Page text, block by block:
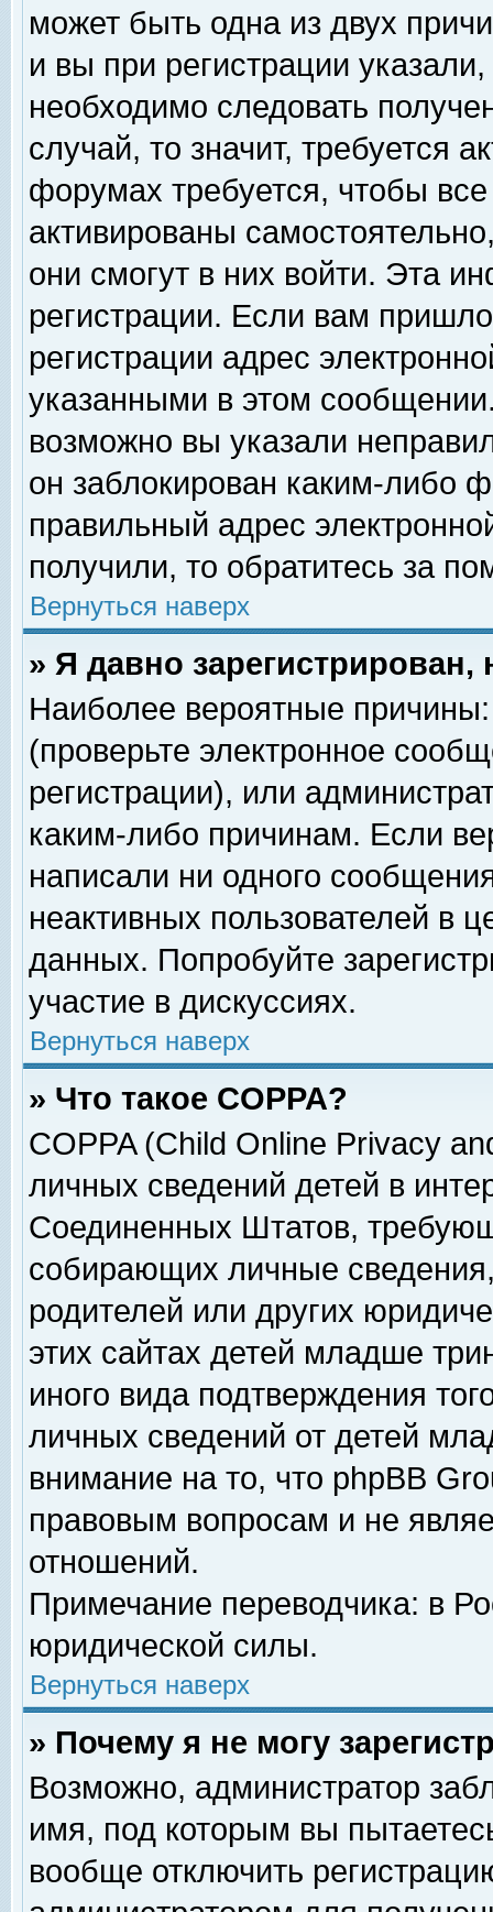
может быть одна из двух
и вы при регистрации
необходимо следовать
случай, то значит, требуется
форумах требуется, чтобы
активированы
они смогут в них войти. Эта
регистрации. Если вам
регистрации адрес
указанными в этом
возможно вы указали
он заблокирован каким-либо
правильный адрес
получили, то обратитесь за
Вернуться наверх
» Я давно
Наиболее вероятные
(проверьте электронное
регистрации), или
каким-либо причинам. Если
написали ни одного
неактивных пользователей в
данных. Попробуйте
участие в дискуссиях.
Вернуться наверх
» Что такое COPPA?
COPPA (Child Online Privacy
личных сведений детей в
Соединенных Штатов,
собирающих личные
родителей или других
этих сайтах детей младше
иного вида подтверждения
личных сведений от детей
внимание на то, что phpBB
правовым вопросам и не
отношений.
Примечание переводчика: в
юридической силы.
Вернуться наверх
» Почему я не могу
Возможно, администратор
имя, под которым вы
вообще отключить